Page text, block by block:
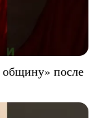
общину» после